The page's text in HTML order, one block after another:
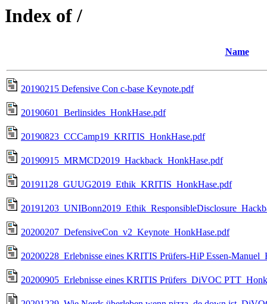
Index of /
Name
20190215 Defensive Con c-base Keynote.pdf
20190601_Berlinsides_HonkHase.pdf
20190823_CCCamp19_KRITIS_HonkHase.pdf
20190915_MRMCD2019_Hackback_HonkHase.pdf
20191128_GUUG2019_Ethik_KRITIS_HonkHase.pdf
20200207_DefensiveCon_v2_Keynote_HonkHase.pdf
20200228_Erlebnisse eines KRITIS Prüfers-HiP Essen-
20200905_Erlebnisse eines KRITIS Prüfers_DiVOC